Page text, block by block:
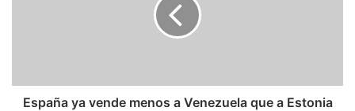
Estonia
España ya vende menos a Venezuela que a Estonia